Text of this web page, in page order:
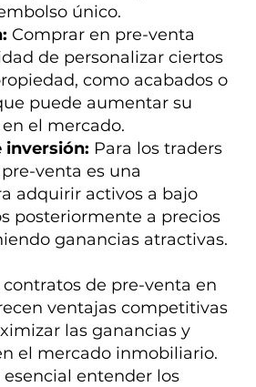
único.
Comprar en pre-venta
de personalizar ciertos
como acabados o
puede aumentar su
el mercado.
inversión: Para los traders
venta es una
adquirir activos a bajo
posteriormente a precios
ganancias atractivas.
contratos de pre-venta en
ventajas competitivas
las ganancias y
el mercado inmobiliario.
esencial entender los